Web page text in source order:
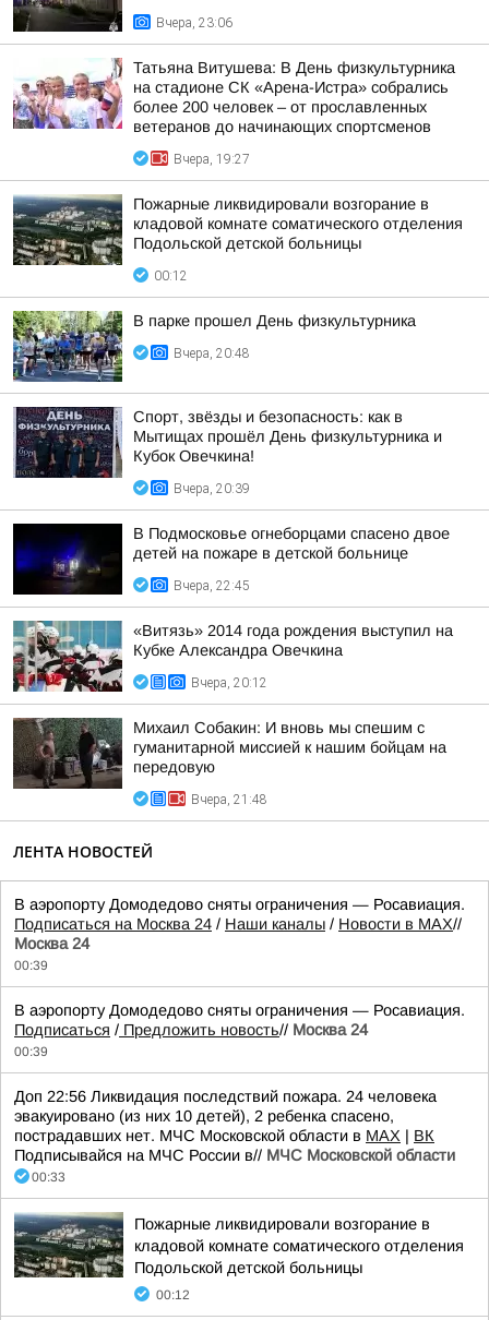
Вчера, 23:06
Татьяна Витушева: В День физкультурника
на стадионе СК «Арена-Истра» собрались
более 200 человек – от прославленных
ветеранов до начинающих спортсменов
Вчера, 19:27
Пожарные ликвидировали возгорание в
кладовой комнате соматического отделения
Подольской детской больницы
00:12
В парке прошел День физкультурника
Вчера, 20:48
Спорт, звёзды и безопасность: как в
Мытищах прошёл День физкультурника и
Кубок Овечкина!
Вчера, 20:39
В Подмосковье огнеборцами спасено двое
детей на пожаре в детской больнице
Вчера, 22:45
«Витязь» 2014 года рождения выступил на
Кубке Александра Овечкина
Вчера, 20:12
Михаил Собакин: И вновь мы спешим с
гуманитарной миссией к нашим бойцам на
передовую
Вчера, 21:48
ЛЕНТА НОВОСТЕЙ
В аэропорту Домодедово сняты ограничения — Росавиация.
Подписаться на Москва 24 / Наши каналы / Новости в MAX//
Москва 24
00:39
В аэропорту Домодедово сняты ограничения — Росавиация.
Подписаться / Предложить новость// Москва 24
00:39
Доп 22:56 Ликвидация последствий пожара. 24 человека
эвакуировано (из них 10 детей), 2 ребенка спасено,
пострадавших нет. МЧС Московской области в MAX | ВК
Подписывайся на МЧС России в// МЧС Московской области
00:33
Пожарные ликвидировали возгорание в
кладовой комнате соматического отделения
Подольской детской больницы
00:12